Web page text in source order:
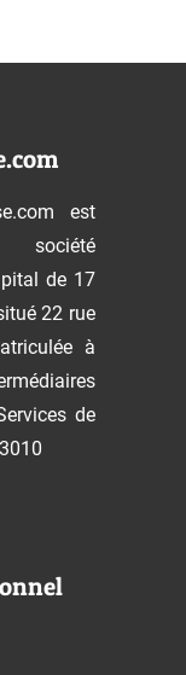
est
de 17
22 rue
à
de